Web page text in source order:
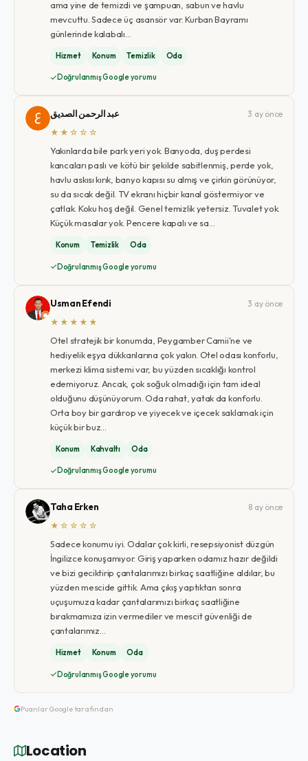
ama yine de temizdi ve şampuan, sabun ve havlu
mevcuttu. Sadece üç asansör var. Kurban Bayramı
günlerinde kalabalı…
Hizmet Konum Temizlik Oda
Doğrulanmış Google yorumu
عبد الرحمن الصديق
3 ay önce
★★☆☆☆
Yakınlarda bile park yeri yok. Banyoda, duş perdesi
kancaları paslı ve kötü bir şekilde sabitlenmiş, perde yok,
havlu askısı kırık, banyo kapısı su almış ve çirkin görünüyor,
su da sıcak değil. TV ekranı hiçbir kanal göstermiyor ve
çatlak. Koku hoş değil. Genel temizlik yetersiz. Tuvalet yok.
Küçük masalar yok. Pencere kapalı ve sa…
Konum Temizlik Oda
Doğrulanmış Google yorumu
Usman Efendi
3 ay önce
★★★★★
Otel stratejik bir konumda, Peygamber Camii'ne ve
hediyelik eşya dükkanlarına çok yakın. Otel odası konforlu,
merkezi klima sistemi var, bu yüzden sıcaklığı kontrol
edemiyoruz. Ancak, çok soğuk olmadığı için tam ideal
olduğunu düşünüyorum. Oda rahat, yatak da konforlu.
Orta boy bir gardırop ve yiyecek ve içecek saklamak için
küçük bir buz…
Konum Kahvaltı Oda
Doğrulanmış Google yorumu
Taha Erken
8 ay önce
★☆☆☆☆
Sadece konumu iyi. Odalar çok kirli, resepsiyonist düzgün
İngilizce konuşamıyor. Giriş yaparken odamız hazır değildi
ve bizi geciktirip çantalarımızı birkaç saatliğine aldılar, bu
yüzden mescide gittik. Ama çıkış yaptıktan sonra
uçuşumuza kadar çantalarımızı birkaç saatliğine
bırakmamıza izin vermediler ve mescit güvenliği de
çantalarımız…
Hizmet Konum Oda
Doğrulanmış Google yorumu
Puanlar Google tarafından
Location